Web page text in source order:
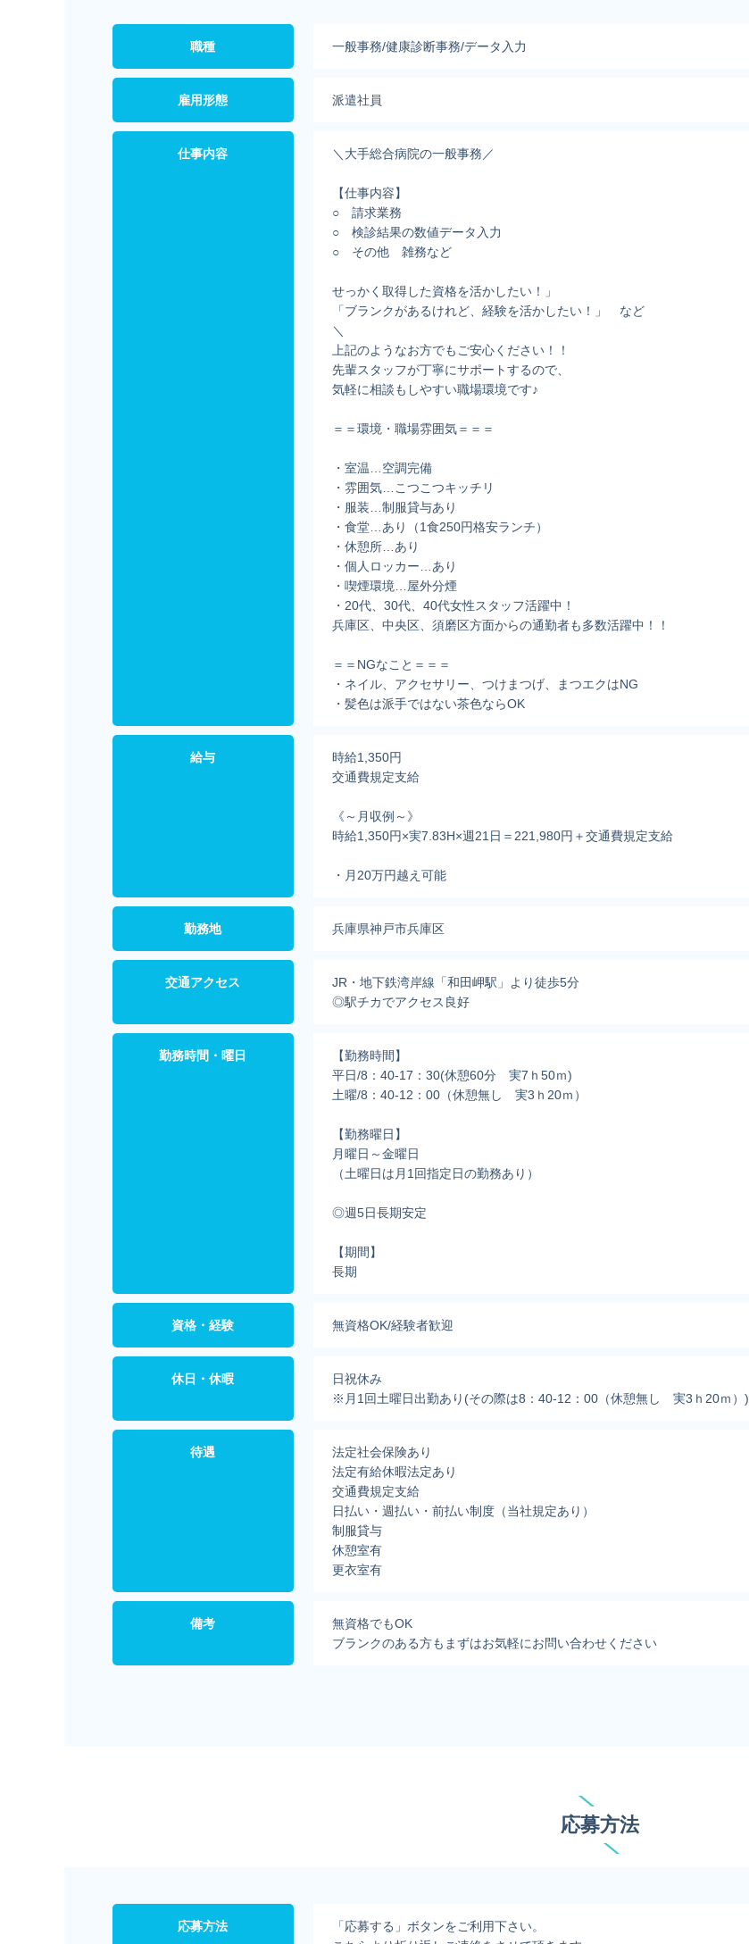
職種 一般事務/健康診断事務/データ入力
雇用形態 派遣社員
仕事内容 ＼大手総合病院の一般事務／
【仕事内容】
○ 請求業務
○ 検診結果の数値データ入力
○ その他 雑務など
せっかく取得した資格を活かしたい！」
「ブランクがあるけれど、経験を活かしたい！」 など
＼
上記のようなお方でもご安心ください！！
先輩スタッフが丁寧にサポートするので、
気軽に相談もしやすい職場環境です♪
＝＝環境・職場雰囲気＝＝＝
・室温…空調完備
・雰囲気…こつこつキッチリ
・服装…制服貸与あり
・食堂…あり（1食250円格安ランチ）
・休憩所…あり
・個人ロッカー…あり
・喫煙環境…屋外分煙
・20代、30代、40代女性スタッフ活躍中！
兵庫区、中央区、須磨区方面からの通勤者も多数活躍中！！
＝＝NGなこと＝＝＝
・ネイル、アクセサリー、つけまつげ、まつエクはNG
・髪色は派手ではない茶色ならOK
給与
時給1,350円
交通費規定支給
《～月収例～》
時給1,350円×実7.83H×週21日＝221,980円＋交通費規定支給
・月20万円越え可能
勤務地 兵庫県神戸市兵庫区
交通アクセス
JR・地下鉄湾岸線「和田岬駅」より徒歩5分
◎駅チカでアクセス良好
勤務時間・曜日
【勤務時間】
平日/8：40-17：30(休憩60分 実7ｈ50ｍ)
土曜/8：40-12：00（休憩無し 実3ｈ20ｍ）
【勤務曜日】
月曜日～金曜日
（土曜日は月1回指定日の勤務あり）
◎週5日長期安定
【期間】
長期
資格・経験 無資格OK/経験者歓迎
休日・休暇
日祝休み
※月1回土曜日出勤あり(その際は8：40-12：00（休憩無し 実3ｈ20ｍ）)
待遇
法定社会保険あり
法定有給休暇法定あり
交通費規定支給
日払い・週払い・前払い制度（当社規定あり）
制服貸与
休憩室有
更衣室有
備考
無資格でもOK
ブランクのある方もまずはお気軽にお問い合わせください
応募方法
応募方法
「応募する」ボタンをご利用下さい。